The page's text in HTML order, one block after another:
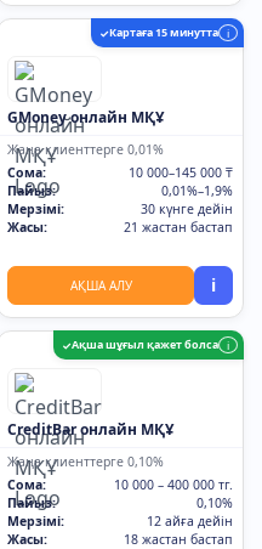
✓Картаға 15 минутта i
GMoney онлайн МҚҰ
Жаңа клиенттерге 0,01%
Сома:
10 000–145 000 ₸
Пайыз:
0,01%–1,9%
Мерзімі:
30 күнге дейін
Жасы:
21 жастан бастап
АҚША АЛУ i
✓Ақша шұғыл қажет болса i
CreditBar онлайн МҚҰ
Жаңа клиенттерге 0,10%
Сома:
10 000 – 400 000 тг.
Пайыз:
0,10%
Мерзімі:
12 айға дейін
Жасы:
18 жастан бастап